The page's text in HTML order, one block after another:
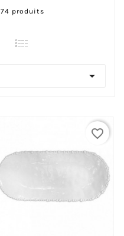
74 produits

favorite_border